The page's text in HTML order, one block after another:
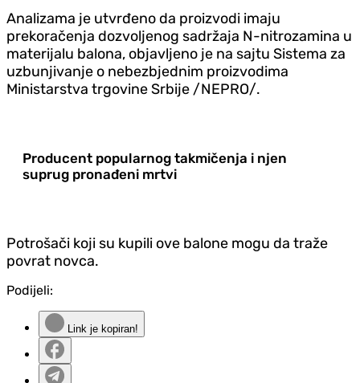
Analizama je utvrđeno da proizvodi imaju
prekoračenja dozvoljenog sadržaja N-nitrozamina u
materijalu balona, objavljeno je na sajtu Sistema za
uzbunjivanje o nebezbjednim proizvodima
Ministarstva trgovine Srbije /NEPRO/.
Producent popularnog takmičenja i njen
suprug pronađeni mrtvi
Potrošači koji su kupili ove balone mogu da traže
povrat novca.
Podijeli:
Link je kopiran!